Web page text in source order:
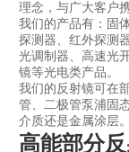
理念，与广大客户
我们的产品有：固
探测器、红外探测
光调制器、高速光
镜等光电类产品。
我们的反射镜可在
管、二极管泵浦固
介质还是金属涂层
高能部分